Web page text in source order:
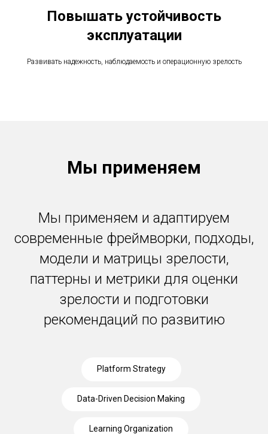
Повышать устойчивость
эксплуатации
Развивать надежность, наблюдаемость и операционную зрелость
Мы применяем
Мы применяем и адаптируем
современные фреймворки, подходы,
модели и матрицы зрелости,
паттерны и метрики для оценки
зрелости и подготовки
рекомендаций по развитию
Platform Strategy
Data-Driven Decision Making
Learning Organization